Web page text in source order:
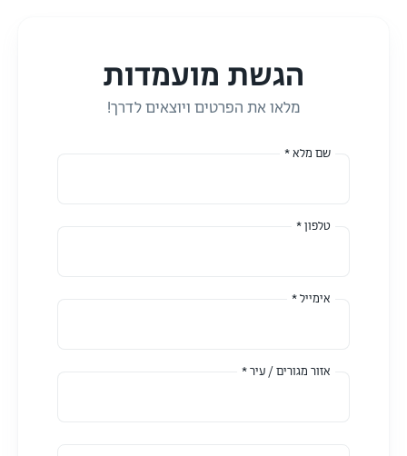
הגשת מועמדות
מלאו את הפרטים ויוצאים לדרך!
שם מלא *
טלפון *
אימייל *
אזור מגורים / עיר *